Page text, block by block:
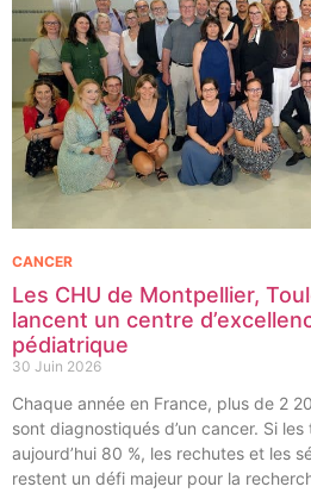
Les CHU de Montpellier,
lancent un centre
pédiatrique
30 Juin 2026
CANCER
Chaque année en France, plus de 2
sont diagnostiqués d’un cancer. Si
aujourd’hui 80 %, les rechutes et les
restent un défi majeur pour la